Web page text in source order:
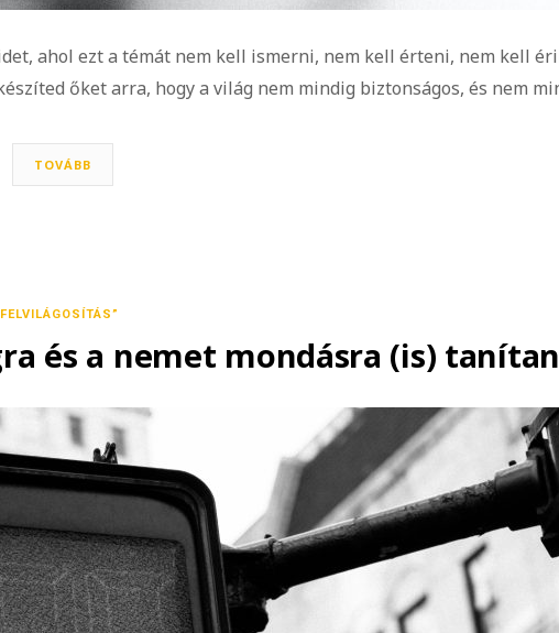
ahol ezt a témát nem kell ismerni, nem kell érteni, nem kell
őket arra, hogy a világ nem mindig biztonságos, és nem
TOVÁBB
és a nemet mondásra (is)